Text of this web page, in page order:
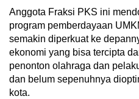
Anggota Fraksi PKS ini
program pemberdayaan
semakin diperkuat ke
ekonomi yang bisa tercipta
penonton olahraga dan
dan belum sepenuhnya
kota.